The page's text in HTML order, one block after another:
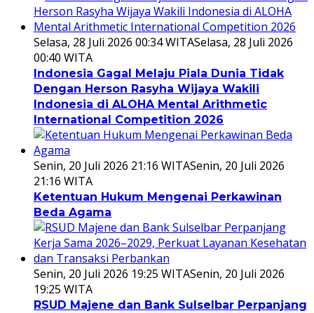
Selasa, 28 Juli 2026 00:34 WITASelasa, 28 Juli 2026
00:40 WITA
Indonesia Gagal Melaju Piala Dunia Tidak
Dengan Herson Rasyha Wijaya Wakili
Indonesia di ALOHA Mental Arithmetic
International Competition 2026
Senin, 20 Juli 2026 21:16 WITASenin, 20 Juli 2026
21:16 WITA
Ketentuan Hukum Mengenai Perkawinan
Beda Agama
Senin, 20 Juli 2026 19:25 WITASenin, 20 Juli 2026
19:25 WITA
RSUD Majene dan Bank Sulselbar Perpanjang